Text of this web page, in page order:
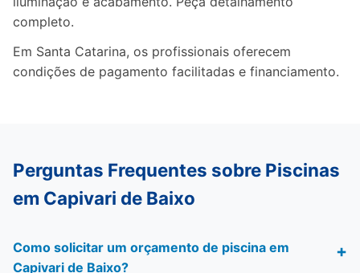
completo.
Em Santa Catarina, os profissionais oferecem
condições de pagamento facilitadas e financiamento.
Perguntas Frequentes sobre Piscinas
em Capivari de Baixo
Como solicitar um orçamento de piscina em
Capivari de Baixo?